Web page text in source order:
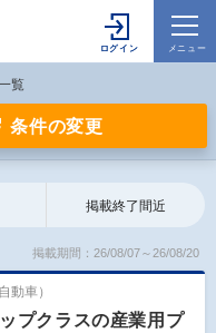
覧
条件の変更
掲載終了間近
掲載期間：26/08/07～26/08/20
動車）
プクラスの産業用プ